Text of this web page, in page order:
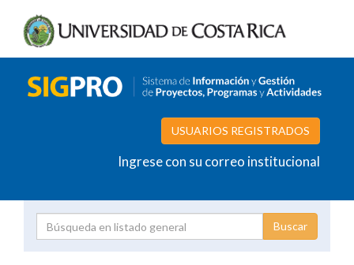
USUARIOS REGISTRADOS
Ingrese con su correo institucional